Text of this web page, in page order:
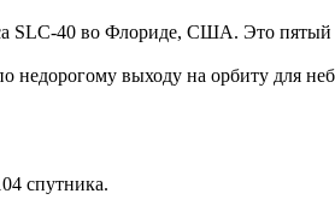
SLC-40 во Флориде, США. Это пятый
недорогому выходу на орбиту для
спутника.